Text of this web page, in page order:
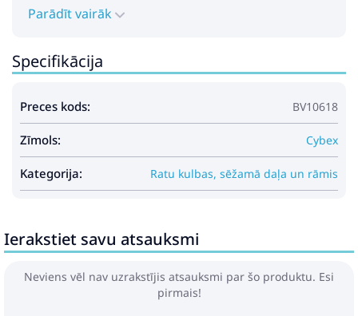
Parādīt vairāk
Specifikācija
Preces kods: BV10618
Zīmols: Cybex
Kategorija: Ratu kulbas, sēžamā daļa un rāmis
Ierakstiet savu atsauksmi
Neviens vēl nav uzrakstījis atsauksmi par šo produktu. Esi
pirmais!